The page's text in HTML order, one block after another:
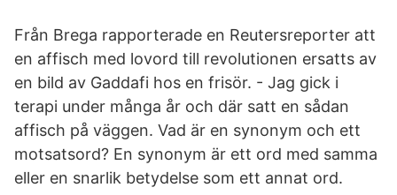
Från Brega rapporterade en Reutersreporter att
en affisch med lovord till revolutionen ersatts av
en bild av Gaddafi hos en frisör. - Jag gick i
terapi under många år och där satt en sådan
affisch på väggen. Vad är en synonym och ett
motsatsord? En synonym är ett ord med samma
eller en snarlik betydelse som ett annat ord.